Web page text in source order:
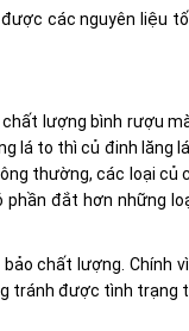
các nguyên liệu
lượng bình rượu
lá to thì củ đinh lăng
thường, các loại củ
đắt hơn những
chất lượng. Chính
tránh được tình trạng